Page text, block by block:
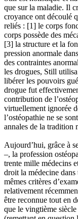
que sur la maladie. Il
croyance ont découlé
reliés : [1] le corps
corps possède des
[3] la structure et la
pression anormale
des contraintes
les drogues, Still
libérer les pouvoirs
drogue fut
contribution de
virtuellement ignorée
l’ostéopathie ne se
annales de la tradition
Aujourd’hui, grâce à
–, la profession
trente mille médecins
droit la médecine dans
mêmes critères
relativement
être reconnue tout en
que le vingtième